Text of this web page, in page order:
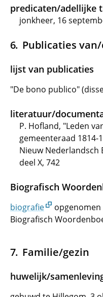
predicaten/adellijke
jonkheer, 16
Publicaties
lijst van publicaties
"De bono publico"
literatuur/
P. Hofland, "Leden
gemeenteraad 1814-
Nieuw Nederlandsch
deel X, 742
Biografisch
biografie
Biografisch
Familie/gezin
huwelijk/